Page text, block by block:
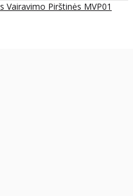
Pirštinės MVP01